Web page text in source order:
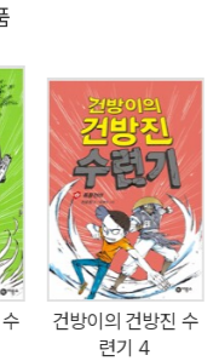
이례적으로 출간 후 1년
고를 올리며 시장의 새로
목을 받으며 중국에서는
토리 킹은 파격적인 심사
학계를 이끌어 갈 새로운
또한 아이들에게 친숙한
들이 책과 가까워질 수 있
전국의 초등학교 4~6학
이 심사위원을 지원받아
위원으로 위촉되었다.
건방이의 건방진 수
련기 4